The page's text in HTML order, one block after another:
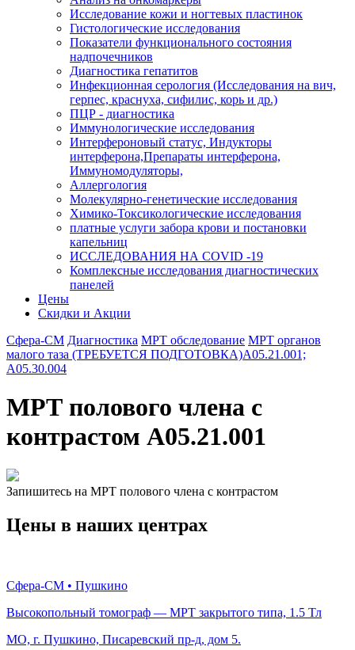
Исследование кожи и ногтевых пластинок
Гистологические исследования
Показатели функционального состояния
надпочечников
Диагностика гепатитов
Инфекционная серология (Исследования на вич,
герпес, краснуха, сифилис, корь и др.)
ПЦР - диагностика
Иммунологические исследования
Интерфероновый статус, Индукторы
интерферона,Препараты интерферона,
Иммуномодуляторы,
Аллергология
Молекулярно-генетические исследования
Химико-Токсикологические исследования
платные услуги забора крови и постановки
капельниц
ИССЛЕДОВАНИЯ НА COVID -19
Комплексные исследования диагностических
панелей
Цены
Скидки и Акции
Сфера-СМ Диагностика МРТ обследование МРТ органов
малого таза (ТРЕБУЕТСЯ ПОДГОТОВКА)A05.21.001;
A05.30.004
МРТ полового члена с
контрастом A05.21.001
Запишитесь на МРТ полового члена с контрастом
Цены в наших центрах
Сфера-СМ • Пушкино
Высокопольный томограф — МРТ закрытого типа, 1.5 Тл
МО, г. Пушкино, Писаревский пр-д, дом 5.